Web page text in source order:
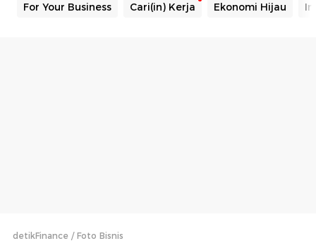
For Your Business Cari(in) Kerja Ekonomi Hijau
detikFinance Foto Bisnis